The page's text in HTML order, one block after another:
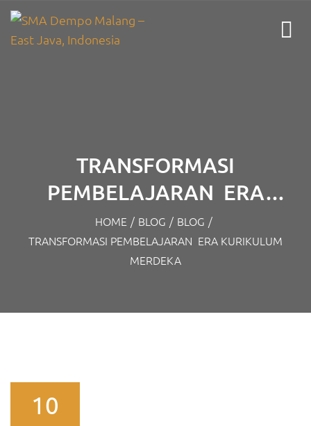
TRANSFORMASI
PEMBELAJARAN ERA
KURIKULUM MERDEKA
HOME / BLOG / BLOG /
TRANSFORMASI PEMBELAJARAN ERA KURIKULUM
MERDEKA
10